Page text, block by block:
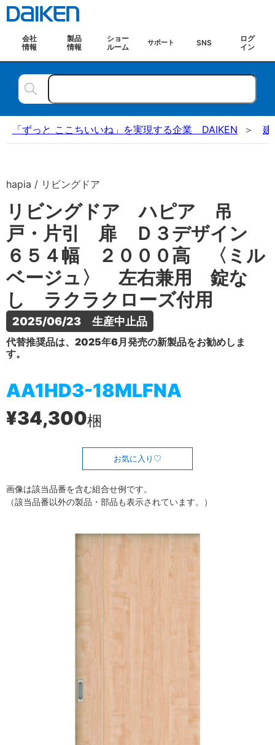
会社
情報
製品
情報
ショー
ルーム
サポート SNS
ログ
イン
「ずっと ここちいいね」を実現する企業 DAIKEN 建
hapia / リビングドア
リビングドア ハピア 吊
戸・片引 扉 Ｄ３デザイン
６５４幅 ２０００高 〈ミル
ベージュ〉 左右兼用 錠な
し ラクラクローズ付用
2025/06/23　生産中止品
代替推奨品は、2025年6月発売の新製品をお勧めしま
す。
AA1HD3-18MLFNA
¥34,300梱
お気に入り
画像は該当品番を含む組合せ例です。
（該当品番以外の製品・部品も表示されています。）